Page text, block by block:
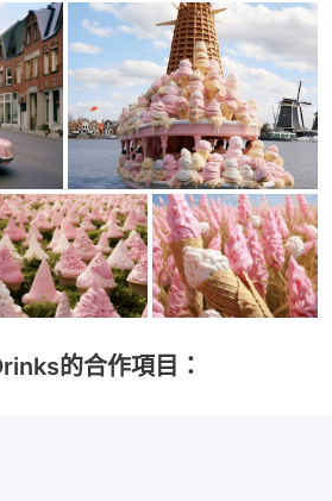
的合作項目：